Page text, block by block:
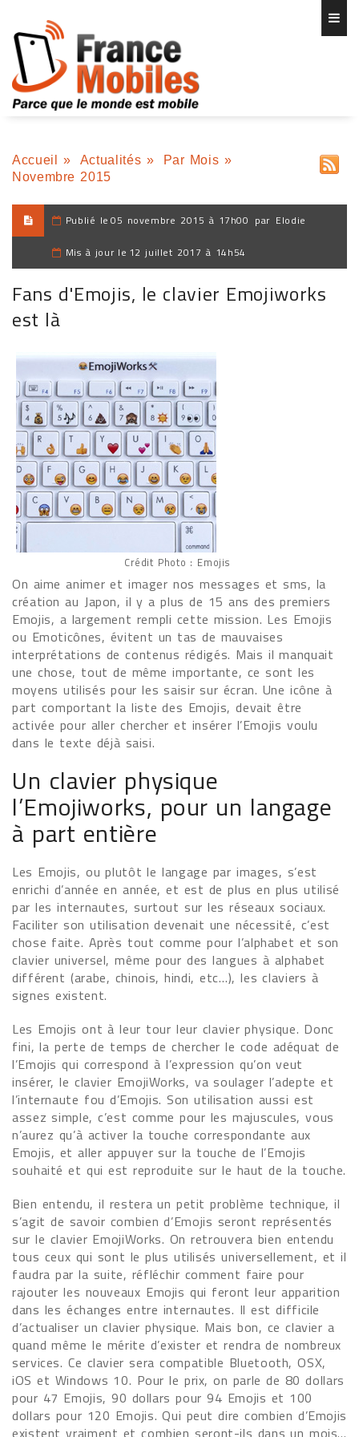
Accueil » Actualités » Par Mois »
Novembre 2015
Publié le 05 novembre 2015 à 17h00 par Elodie
Mis à jour le 12 juillet 2017 à 14h54
Fans d'Emojis, le clavier Emojiworks
est là
Crédit Photo : Emojis
On aime animer et imager nos messages et sms, la
création au Japon, il y a plus de 15 ans des premiers
Emojis, a largement rempli cette mission. Les Emojis
ou Emoticônes, évitent un tas de mauvaises
interprétations de contenus rédigés. Mais il manquait
une chose, tout de même importante, ce sont les
moyens utilisés pour les saisir sur écran. Une icône à
part comportant la liste des Emojis, devait être
activée pour aller chercher et insérer l’Emojis voulu
dans le texte déjà saisi.
Un clavier physique
l’Emojiworks, pour un langage
à part entière
Les Emojis, ou plutôt le langage par images, s’est
enrichi d’année en année, et est de plus en plus utilisé
par les internautes, surtout sur les réseaux sociaux.
Faciliter son utilisation devenait une nécessité, c’est
chose faite. Après tout comme pour l’alphabet et son
clavier universel, même pour des langues à alphabet
différent (arabe, chinois, hindi, etc…), les claviers à
signes existent.
Les Emojis ont à leur tour leur clavier physique. Donc
fini, la perte de temps de chercher le code adéquat de
l’Emojis qui correspond à l’expression qu’on veut
insérer, le clavier EmojiWorks, va soulager l’adepte et
l’internaute fou d’Emojis. Son utilisation aussi est
assez simple, c’est comme pour les majuscules, vous
n’aurez qu’à activer la touche correspondante aux
Emojis, et aller appuyer sur la touche de l’Emojis
souhaité et qui est reproduite sur le haut de la touche.
Bien entendu, il restera un petit problème technique, il
s’agit de savoir combien d’Emojis seront représentés
sur le clavier EmojiWorks. On retrouvera bien entendu
tous ceux qui sont le plus utilisés universellement, et il
faudra par la suite, réfléchir comment faire pour
rajouter les nouveaux Emojis qui feront leur apparition
dans les échanges entre internautes. Il est difficile
d’actualiser un clavier physique. Mais bon, ce clavier a
quand même le mérite d’exister et rendra de nombreux
services. Ce clavier sera compatible Bluetooth, OSX,
iOS et Windows 10. Pour le prix, on parle de 80 dollars
pour 47 Emojis, 90 dollars pour 94 Emojis et 100
dollars pour 120 Emojis. Qui peut dire combien d’Emojis
existent vraiment et combien seront-ils dans un mois...